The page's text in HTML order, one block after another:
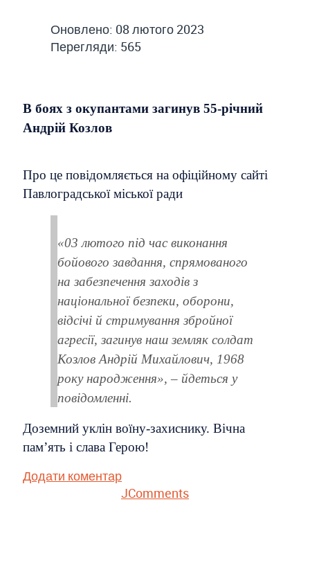
Оновлено: 08 лютого 2023
Перегляди: 565
В боях з окупантами загинув 55-річний
Андрій Козлов
Про це повідомляється на офіційному сайті
Павлоградської міської ради
«03 лютого під час виконання
бойового завдання, спрямованого
на забезпечення заходів з
національної безпеки, оборони,
відсічі й стримування збройної
агресії, загинув наш земляк солдат
Козлов Андрій Михайлович, 1968
року народження», – йдеться у
повідомленні.
Доземний уклін воїну-захиснику. Вічна
пам’ять і слава Герою!
Додати коментар
JComments